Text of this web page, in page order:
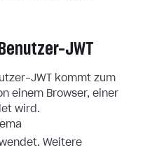
JWT
JWT kommt zum
einem Browser, einer
wird.
Weitere